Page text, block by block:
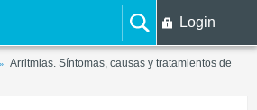
Login
Arritmias. Síntomas, causas y tratamientos de